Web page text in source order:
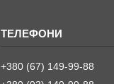
+380 (67) 149-99-88